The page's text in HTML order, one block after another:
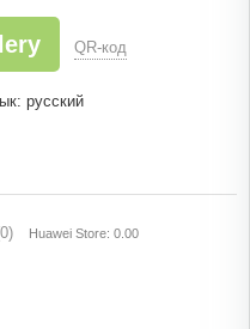
QR-код
русский
Huawei Store: 0.00